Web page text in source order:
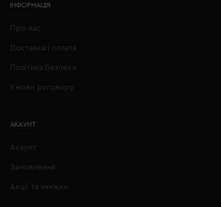
ІНФОРМАЦІЯ
Про нас
Доставка і оплата
Політика безпеки
Умови договору
АКАУНТ
Акаунт
Замовлення
Акції та знижки